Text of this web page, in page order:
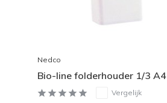
Nedco
Bio-line folderhouder 1/3 A4
Vergelijk